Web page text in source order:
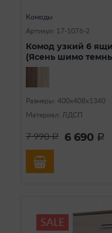
Комоды
Артикул: 17-1076-2
Комод узкий 6
(Ясень шимо
Размеры: 400х408х1340
Материал: ЛДСП
7 990a 6 690 a
SALE